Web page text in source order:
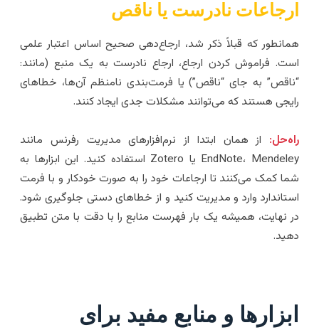
نادرست یا ناقص
که قبلاً ذکر شد، ارجاع‌دهی صحیح اساس اعتبار علمی
فراموش کردن ارجاع، ارجاع نادرست به یک منبع (مانند:
به جای “ناقص”) یا فرمت‌بندی نامنظم آن‌ها، خطاهای
هستند که می‌توانند مشکلات جدی ایجاد کنند.
از همان ابتدا از نرم‌افزارهای مدیریت رفرنس مانند
EndNote، Mendeley یا Zotero استفاده کنید. این ابزارها به
کمک می‌کنند تا ارجاعات خود را به صورت خودکار و با فرمت
وارد و مدیریت کنید و از خطاهای دستی جلوگیری شود.
نهایت، همیشه یک بار فهرست منابع را با دقت با متن تطبیق
و منابع مفید برای